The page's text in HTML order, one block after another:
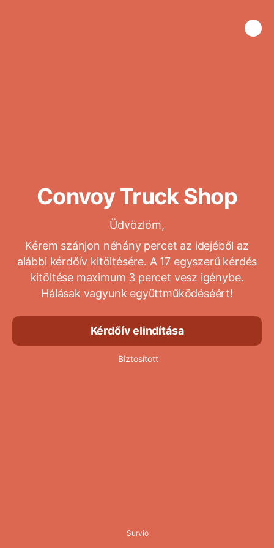
Convoy Truck Shop
Üdvözlöm,
Kérem szánjon néhány percet az idejéből az
alábbi kérdőív kitöltésére. A 17 egyszerű kérdés
kitöltése maximum 3 percet vesz igénybe.
Hálásak vagyunk együttműködéséért!
Kérdőív elindítása
Biztosított
Survio